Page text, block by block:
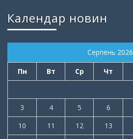
Календар новин
Серпень 2026
Пн Вт Ср Чт
3
4 5 6
10
11 12 13